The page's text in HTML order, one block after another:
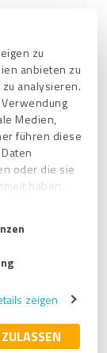
zu
anbieten zu
analysieren.
Medien,
führen diese
oder die sie
haben.
zeigen